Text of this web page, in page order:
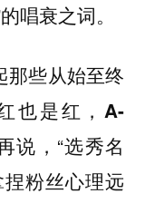
唱衰之词。
那些从始至终
也是红，A-
说，“选秀名
粉丝心理远